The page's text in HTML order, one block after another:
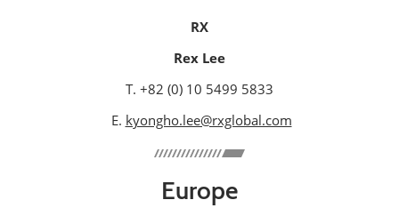
RX
Rex Lee
T. +82 (0) 10 5499 5833
E. kyongho.lee@rxglobal.com
Europe